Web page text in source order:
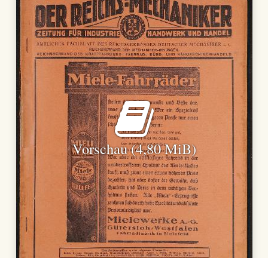
Vorschau (4,80 MiB)